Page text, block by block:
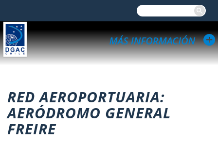
RED AEROPORTUARIA:
AERÓDROMO GENERAL
FREIRE